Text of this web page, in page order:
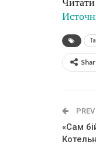
«Сам